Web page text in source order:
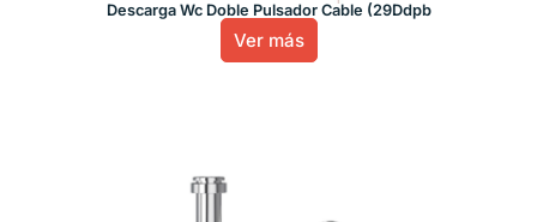
Descarga Wc Doble Pulsador Cable (29Ddpb
Ver más